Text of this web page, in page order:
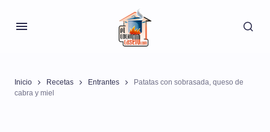
Inicio Recetas Entrantes
Patatas con sobrasada, queso de
cabra y miel